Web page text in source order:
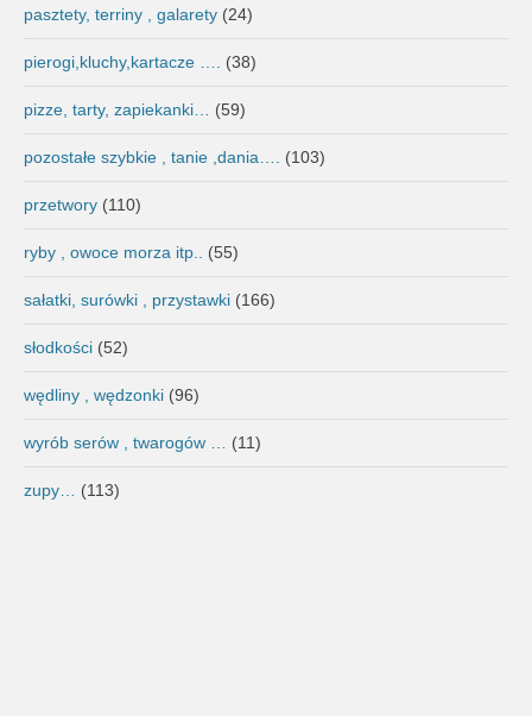
pasztety, terriny , galarety (24)
pierogi,kluchy,kartacze …. (38)
pizze, tarty, zapiekanki… (59)
pozostałe szybkie , tanie ,dania…. (103)
przetwory (110)
ryby , owoce morza itp.. (55)
sałatki, surówki , przystawki (166)
słodkości (52)
wędliny , wędzonki (96)
wyrób serów , twarogów … (11)
zupy… (113)